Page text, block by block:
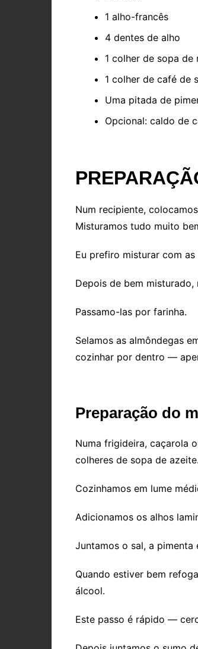
1 alho-francês
4 dentes de alho
1 colher de sopa
1 colher de café de
Uma pitada de
Opcional: caldo de
Num recipiente,
Misturamos tudo muito
Eu prefiro misturar com
Depois de bem misturado,
Passamo-las por farinha.
Selamos as almôndegas
cozinhar por dentro —
Preparação do
Numa frigideira, caçarola
colheres de sopa de azeite.
Cozinhamos em lume
Adicionamos os alhos
Juntamos o sal, a
Quando estiver bem
álcool.
Este passo é rápido —